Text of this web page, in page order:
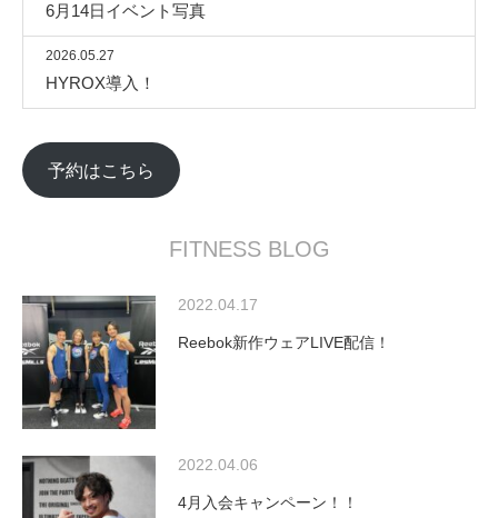
6月14日イベント写真
2026.05.27
HYROX導入！
予約はこちら
FITNESS BLOG
2022.04.17
Reebok新作ウェアLIVE配信！
2022.04.06
4月入会キャンペーン！！